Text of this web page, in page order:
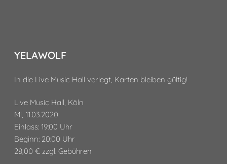
YELAWOLF
In die Live Music Hall verlegt, Karten bleiben gültig!
Live Music Hall, Köln
Mi, 11.03.2020
Einlass: 19:00 Uhr
Beginn: 20:00 Uhr
28,00 € zzgl. Gebühren